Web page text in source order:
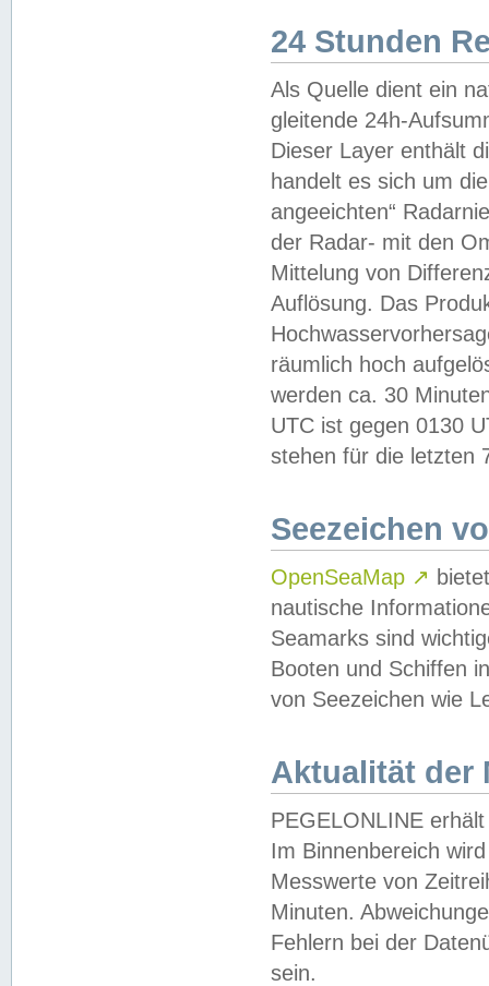
24 Stunden
Als Quelle dient ein
gleitende 24h-
Dieser Layer enthält
handelt es sich um
angeeichten“
der Radar- mit den
Mittelung von
Auflösung. Das
räumlich hoch
werden ca. 30
UTC ist gegen 0130
stehen für die letzten
Seezeichen
OpenSeaMap ↗
nautische
Seamarks sind
Booten und Schiffen
von Seezeichen wie
Aktualität der
PEGELONLINE
Im Binnenbereich
Messwerte von
Minuten.
Fehlern bei der
sein.